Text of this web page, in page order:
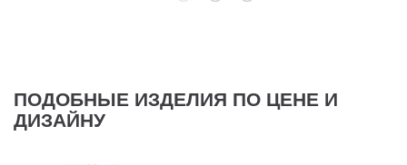
ПОДОБНЫЕ ИЗДЕЛИЯ ПО ЦЕНЕ И
ДИЗАЙНУ